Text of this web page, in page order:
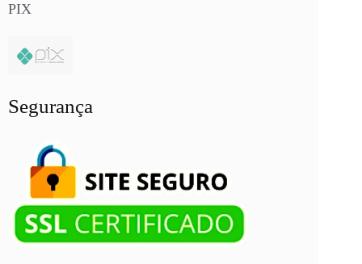
PIX
Segurança